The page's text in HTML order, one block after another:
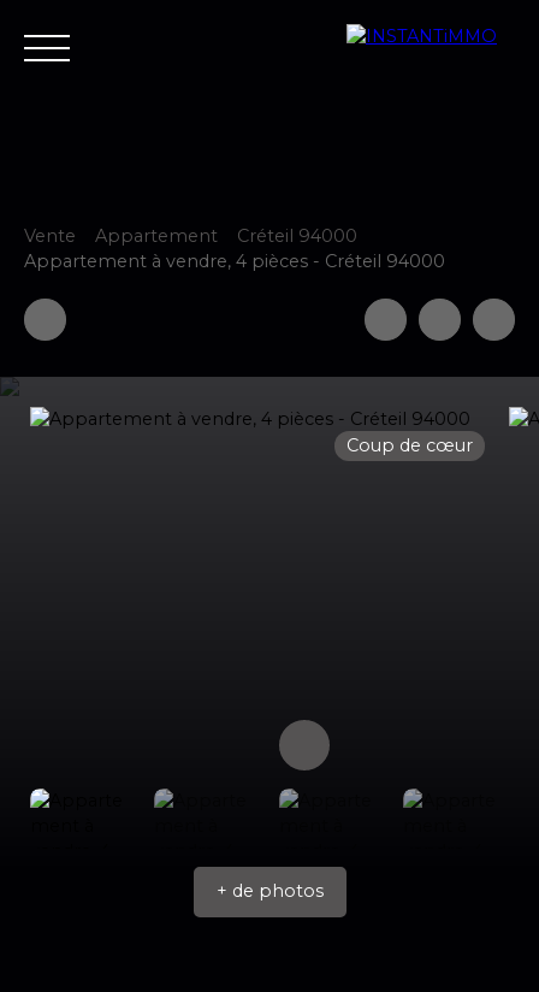
Accueil Estimer Vendre Acheter
Vente Appartement
Créteil 94000
Appartement à vendre, 4 pièces - Créteil 94000
Coup de cœur
+ de photos